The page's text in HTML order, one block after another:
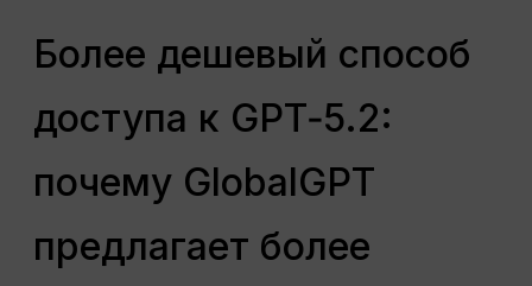
Более дешевый способ
доступа к GPT‑5.2:
почему GlobalGPT
предлагает более